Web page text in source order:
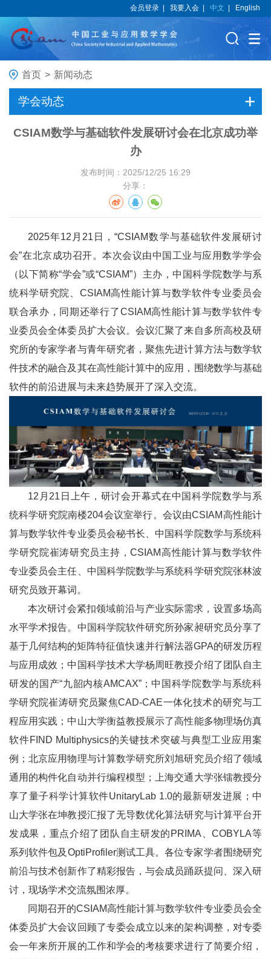
会员登录 |我要入会 |中文 English
首页 > 新闻动态
学会动态
CSIAM数学与基础软件发展研讨会在北京成功举
办
发布时间：2025/12/25 16:29
分享：
2025年12月21日，“CSIAM数学与基础软件发展研讨
会”在北京成功召开。本次会议由中国工业与应用数学学会
（以下简称“学会”或“CSIAM”）主办，中国科学院数学与系
统科学研究院、CSIAM高性能计算与数学软件专业委员会
联合承办，同期还举行了CSIAM高性能计算与数学软件专
业委员会全体委员扩大会议。会议汇聚了来自多所高校及研
究所的专家学者与青年研究者，聚焦先进计算方法与数学软
件技术的融合及其在高性能计算中的应用，围绕数学与基础
软件的前沿进展与未来趋势展开了深入交流。
12月21日上午，研讨会开幕式在中国科学院数学与系
统科学研究院南楼204会议室举行。会议由CSIAM高性能计
算与数学软件专业委员会秘书长、中国科学院数学与系统科
学研究院崔涛研究员主持，CSIAM高性能计算与数学软件
专业委员会主任、中国科学院数学与系统科学研究院张林波
研究员致开幕词。
本次研讨会紧扣领域前沿与产业实际需求，设置多场高
水平学术报告。中国科学院软件研究所孙家昶研究员分享了
基于几何结构的矩阵特征值快速并行解法器GPA的研发历程
与应用成效；中国科学技术大学杨周旺教授介绍了团队自主
研发的国产“九韶内核AMCAX”；中国科学院数学与系统科
学研究院崔涛研究员聚焦CAD-CAE一体化技术的研究与工
程应用实践；中山大学衡益教授展示了高性能多物理场仿真
软件FIND Multiphysics的关键技术突破与典型工业应用案
例；北京应用物理与计算数学研究所刘旭研究员介绍了领域
通用的构件化自动并行编程模型；上海交通大学张镭教授分
享了量子科学计算软件UnitaryLab 1.0的最新研发进展；中
山大学张在坤教授汇报了无导数优化算法研究与计算平台开
发成果，重点介绍了团队自主研发的PRIMA、COBYLA等
系列软件包及OptiProfiler测试工具。各位专家学者围绕研究
前沿与技术创新作了精彩报告，与会成员踊跃提问、深入研
讨，现场学术交流氛围浓厚。
同期召开的CSIAM高性能计算与数学软件专业委员会全
体委员扩大会议回顾了专委会成立以来的架构调整，对专委
会一年来所开展的工作和学会的考核要求进行了简要介绍，